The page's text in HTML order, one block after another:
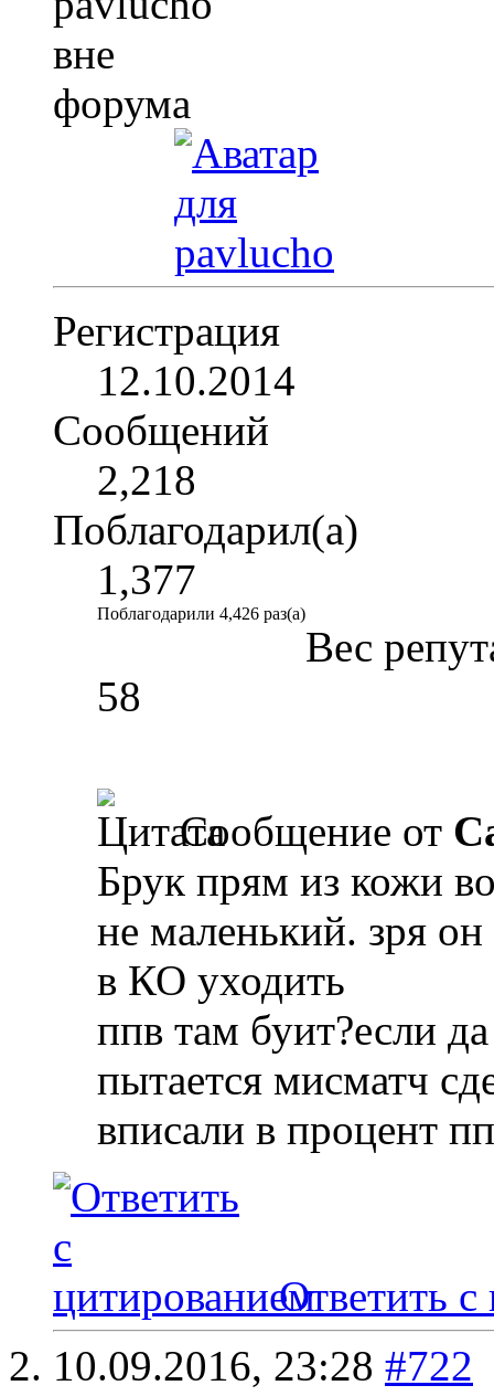
Регистрация
12.10.2014
Сообщений
2,218
Поблагодарил(а)
1,377
Поблагодарили 4,426 раз(а)
Вес
58
Сообщение от
Брук прям из кожи
не маленький. зря он
в КО уходить
ппв там буит?если
пытается мисматч
вписали в процент
Ответить с
10.09.2016, 23:28 #722